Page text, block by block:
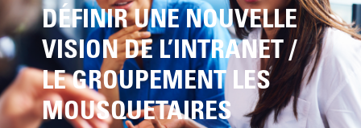
DÉFINIR UNE NOUVELLE
VISION DE L’INTRANET /
LE GROUPEMENT LES
MOUSQUETAIRES